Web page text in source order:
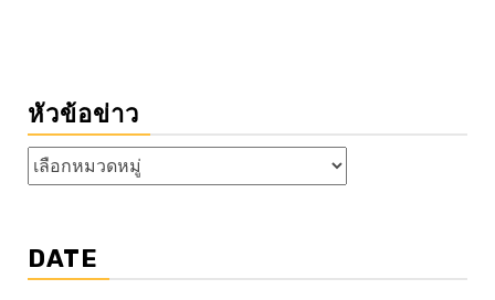
หัวข้อข่าว
หัวข้อ
ข่าว
DATE